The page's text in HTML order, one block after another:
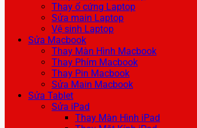
Thay ổ cứng Laptop
Sửa main Laptop
Vệ sinh Laptop
Sửa Macbook
Thay Màn Hình Macbook
Thay Phím Macbook
Thay Pin Macbook
Sửa Main Macbook
Sửa Tablet
Sửa iPad
Thay Màn Hình iPad